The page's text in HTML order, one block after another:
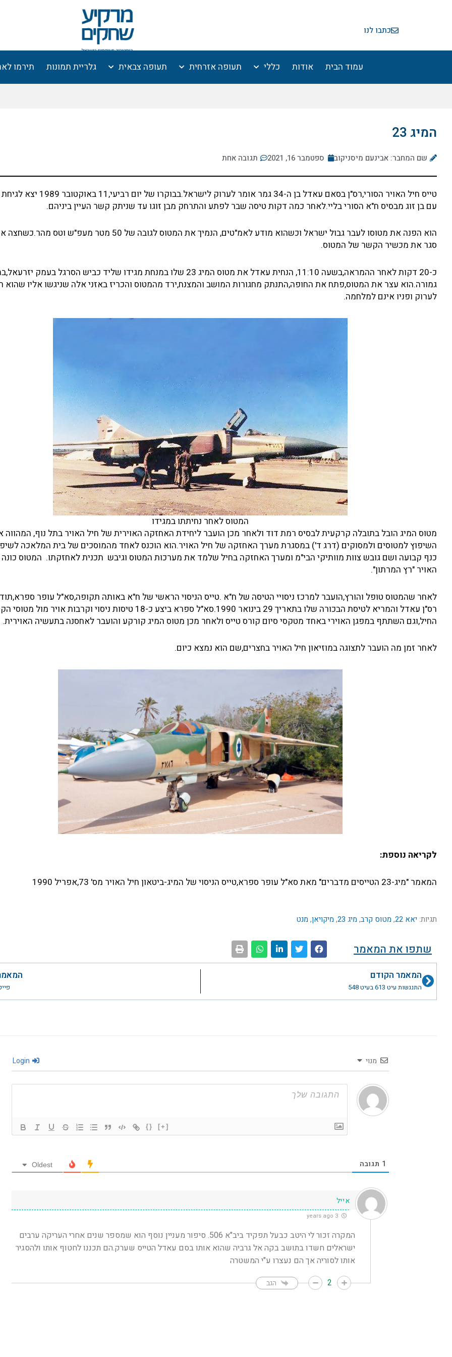
כתבו לנו
עמוד הבית אודות כללי תעופה אזרחית תעופה צבאית גלריית תמונות תירמו
המיג 23
שם המחבר: אבינעם מיסניקוב ספטמבר 16, 2021 תגובה אחת
טייס חיל האויר הסורי,רס"ן בסאם עאדל בן ה-34 גמר אומר לערוק
עם בן זוג מבסיס ח"א הסורי בליי.לאחר כמה דקות טיסה שבר לפתע והתרחק מבן זוגו עד שניתק קשר העיין ביניהם.
הוא הפנה את מטוסו לעבר גבול ישראל וכשהוא מודע לאמ"טים, הנמיך את המטוס לגובה של 50 מטר
סגר את מכשיר הקשר של המטוס.
כ-20 דקות לאחר ההמראה,בשעה 11:10, הנחית עאדל את מטוס המיג 23 שלו במנחת מגידו שליד כביש הסרגל בעמק
גמורה.הוא עצר את המטוס,פתח את החופה,התנתק מחגורות המושב והמצנח,ירד מהמטוס והכריז באזני אלה שניגשו אליו שהוא
לערוק ופניו אינם למלחמה.
המטוס לאחר נחיתתו במגידו
מטוס המיג הובל בתובלה קרקעית לבסיס רמת דוד ולאחר מכן הועבר ליחידת האחזקה האוירית של חיל האויר בתל נוף, המהווה
השיפוץ למטוסים ולמסוקים (דרג ד') במסגרת מערך האחזקה של חיל האויר.הוא הוכנס לאחד מהמוסכים של בית המלאכה
כנף קבועה ושם גובש צוות מוותיקי הבי"מ ומערך האחזקה בחיל שלמד את מערכות המטוס וגיבש תכנית לאחזקתו. המטוס כונה
האויר "רץ המרתון".
לאחר שהמטוס טופל והורץ,הועבר למרכז ניסויי הטיסה של ח"א .טייס הניסוי הראשי של ח"א באותה תקופה,סא"ל עופר
רס"ן עאדל והמריא לטיסת הבכורה שלו בתאריך 29 בינואר 1990.סא"ל ספרא ביצע כ-18 טיסות ניסוי וקרבות
החיל,וגם השתתף במפגן האוירי באחד מטקסי סיום קורס טייס ולאחר מכן מטוס המיג קורקע והועבר לאחסנה בתעשיה האוירית.
לאחר זמן מה הועבר לתצוגה במוזיאון חיל האויר בחצרים,שם הוא נמצא כיום.
לקריאה נוספת:
המאמר "מיג-23 הטייסים מדברים" מאת סא"ל עופר ספרא,טייס הניסוי של המיג-ביטאון חיל האויר מס' 73,אפריל 1990
תגיות: יאא 22 ,מטוס קרב,מיג 23 ,מיקויאן,מנט
שתפו את המאמר
קודםהמאמר הקודם
התנגשות עיט 613 בעיט 548 פייפר
מנוי
{} [+]
1 תגובה Oldest
אייל
המקרה זכור לי היטב כבעל תפקיד ביב"א 506. סיפור מעניין נוסף הוא שמספר שנים אחרי העריקה ערבים
ישראלים חשדו בתושב בקה אל גרביה שהוא אותו בסם עאדל הטייס שערק.הם תכננו לחטוף אותו ולהסגיר
אותו לסוריה אך הם נעצרו ע"י המשטרה
2
הגב